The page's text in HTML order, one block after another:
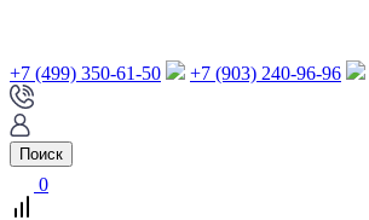
+7 (499) 350-61-50 +7 (903) 240-96-96
Поиск
0